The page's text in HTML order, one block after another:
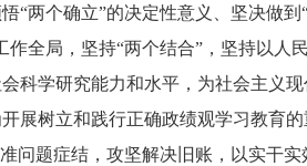
“两个确立”的决定性意义、坚决做到
全局，坚持“两个结合”，坚持以人民
科学研究能力和水平，为社会主义
展树立和践行正确政绩观学习教育
问题症结，攻坚解决旧账，以实干实